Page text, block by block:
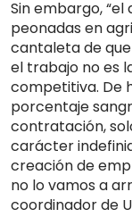
Sin embargo,
peonadas en
cantaleta de
el trabajo no es
competitiva. De
porcentaje
contratación,
carácter
creación de
no lo vamos a
coordinador de